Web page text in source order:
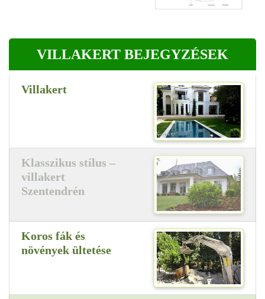
VILLAKERT BEJEGYZÉSEK
Villakert
Klasszikus stílus –
villakert
Szentendrén
Koros fák és
növények ültetése